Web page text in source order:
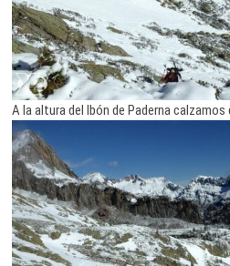
A la altura del Ibón de Paderna calzamos